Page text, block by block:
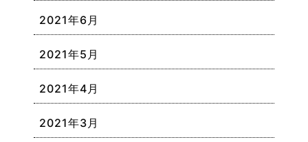
2021年6月
2021年5月
2021年4月
2021年3月